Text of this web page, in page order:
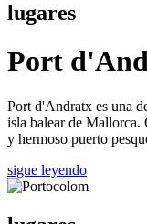
lugares
Port
Port d'Andratx es una
isla balear de Mallorca.
y hermoso puerto
sigue leyendo